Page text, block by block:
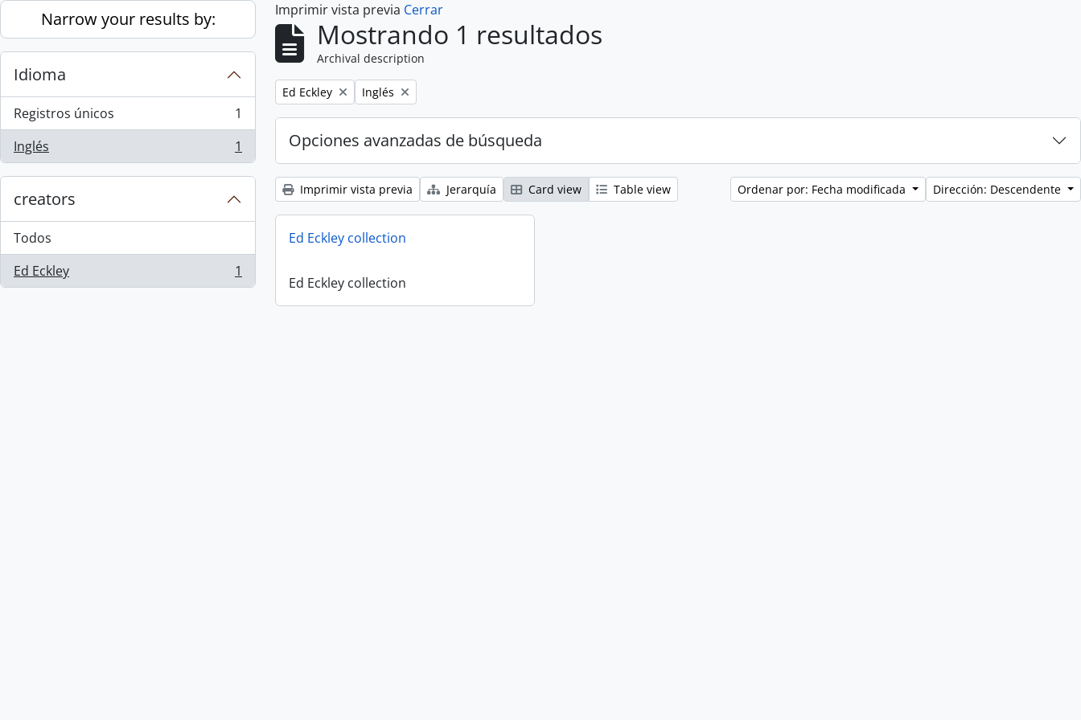
Skip to main content
Narrow your results by:
Idioma
Registros únicos
, 1 resultados
1
Inglés
, 1 resultados 1
creators
Todos
Ed Eckley
, 1 resultados 1
Imprimir vista previa Cerrar
Mostrando 1 resultados
Archival description
Remove filter:
Ed Eckley Remove filter:
Inglés
Opciones avanzadas de búsqueda
Imprimir vista previa Jerarquía Card view Table view Ordenar por: Fecha modificada Dirección: Descendente
Ed Eckley collection
Ed Eckley collection